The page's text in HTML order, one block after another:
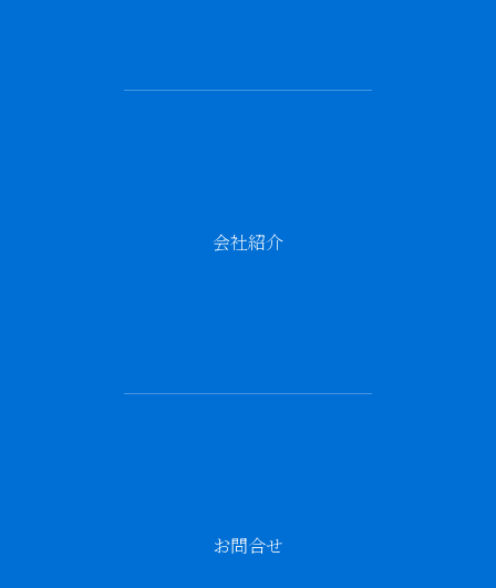
会社紹介
お問合せ